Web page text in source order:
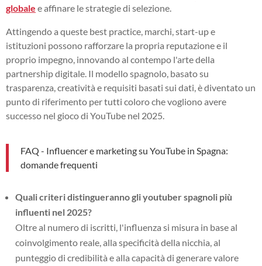
globale e affinare le strategie di selezione.
Attingendo a queste best practice, marchi, start-up e
istituzioni possono rafforzare la propria reputazione e il
proprio impegno, innovando al contempo l'arte della
partnership digitale. Il modello spagnolo, basato su
trasparenza, creatività e requisiti basati sui dati, è diventato un
punto di riferimento per tutti coloro che vogliono avere
successo nel gioco di YouTube nel 2025.
FAQ - Influencer e marketing su YouTube in Spagna:
domande frequenti
Quali criteri distingueranno gli youtuber spagnoli più
influenti nel 2025?
Oltre al numero di iscritti, l'influenza si misura in base al
coinvolgimento reale, alla specificità della nicchia, al
punteggio di credibilità e alla capacità di generare valore